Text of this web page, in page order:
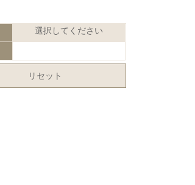
選択してください
リセット